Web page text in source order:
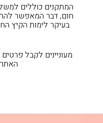
המתקנים כוללים
חום, דבר המאפשר
בעיקר לימות הקיץ
מעוניינים לקבל